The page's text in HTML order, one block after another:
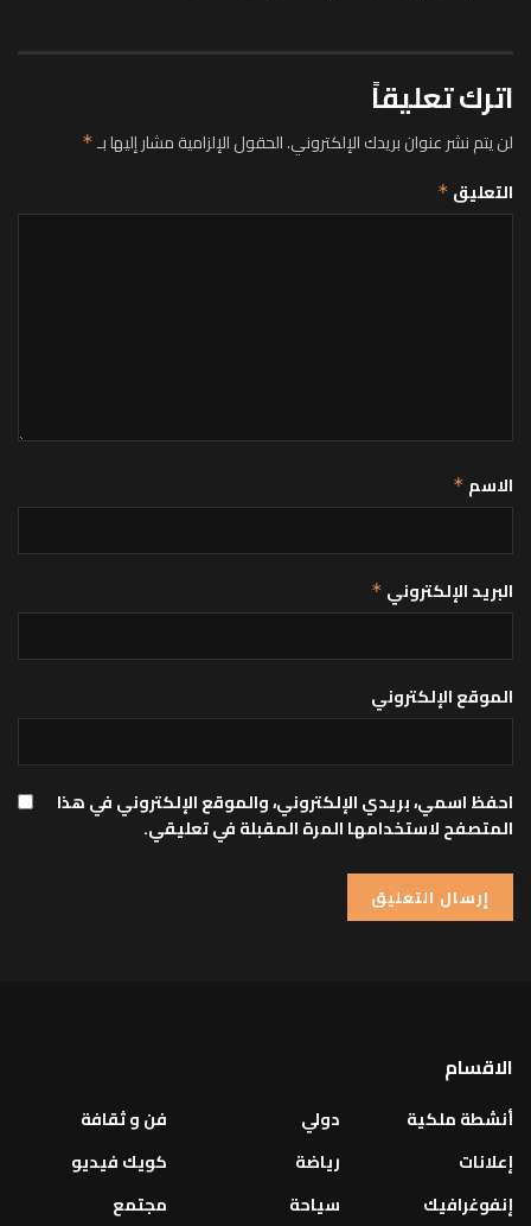
اترك تعليقاً
لن يتم نشر عنوان بريدك الإلكتروني.الحقول الإلزامية مشار إليها بـ*
التعليق *
الاسم *
البريد الإلكتروني *
الموقع الإلكتروني
احفظ اسمي، بريدي الإلكتروني، والموقع الإلكتروني في هذا
المتصفح لاستخدامها المرة المقبلة في تعليقي.
الاقسام
أنشطة ملكية
إعلانات
إنفوغرافيك
دولي
رياضة
سياحة
فن و ثقافة
كويك فيديو
مجتمع